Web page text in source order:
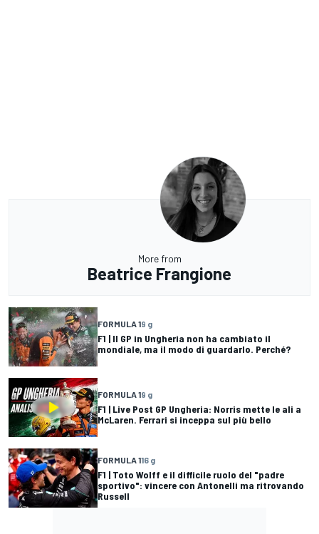
More from
Beatrice Frangione
FORMULA 19 g
F1 | Il GP in Ungheria non ha cambiato il
mondiale, ma il modo di guardarlo. Perché?
FORMULA 19 g
F1 | Live Post GP Ungheria: Norris mette le ali a
McLaren. Ferrari si inceppa sul più bello
FORMULA 116 g
F1 | Toto Wolff e il difficile ruolo del "padre
sportivo": vincere con Antonelli ma ritrovando
Russell